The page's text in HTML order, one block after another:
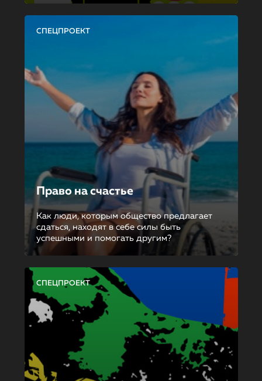
СПЕЦПРОЕКТ
Право на счастье
Как люди, которым общество предлагает
сдаться, находят в себе силы быть
успешными и помогать другим?
СПЕЦПРОЕКТ